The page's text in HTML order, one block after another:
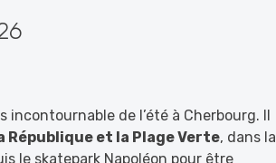
de l’été à Cherbourg. Il
République et la Plage Verte, dans la
le skatepark Napoléon pour être